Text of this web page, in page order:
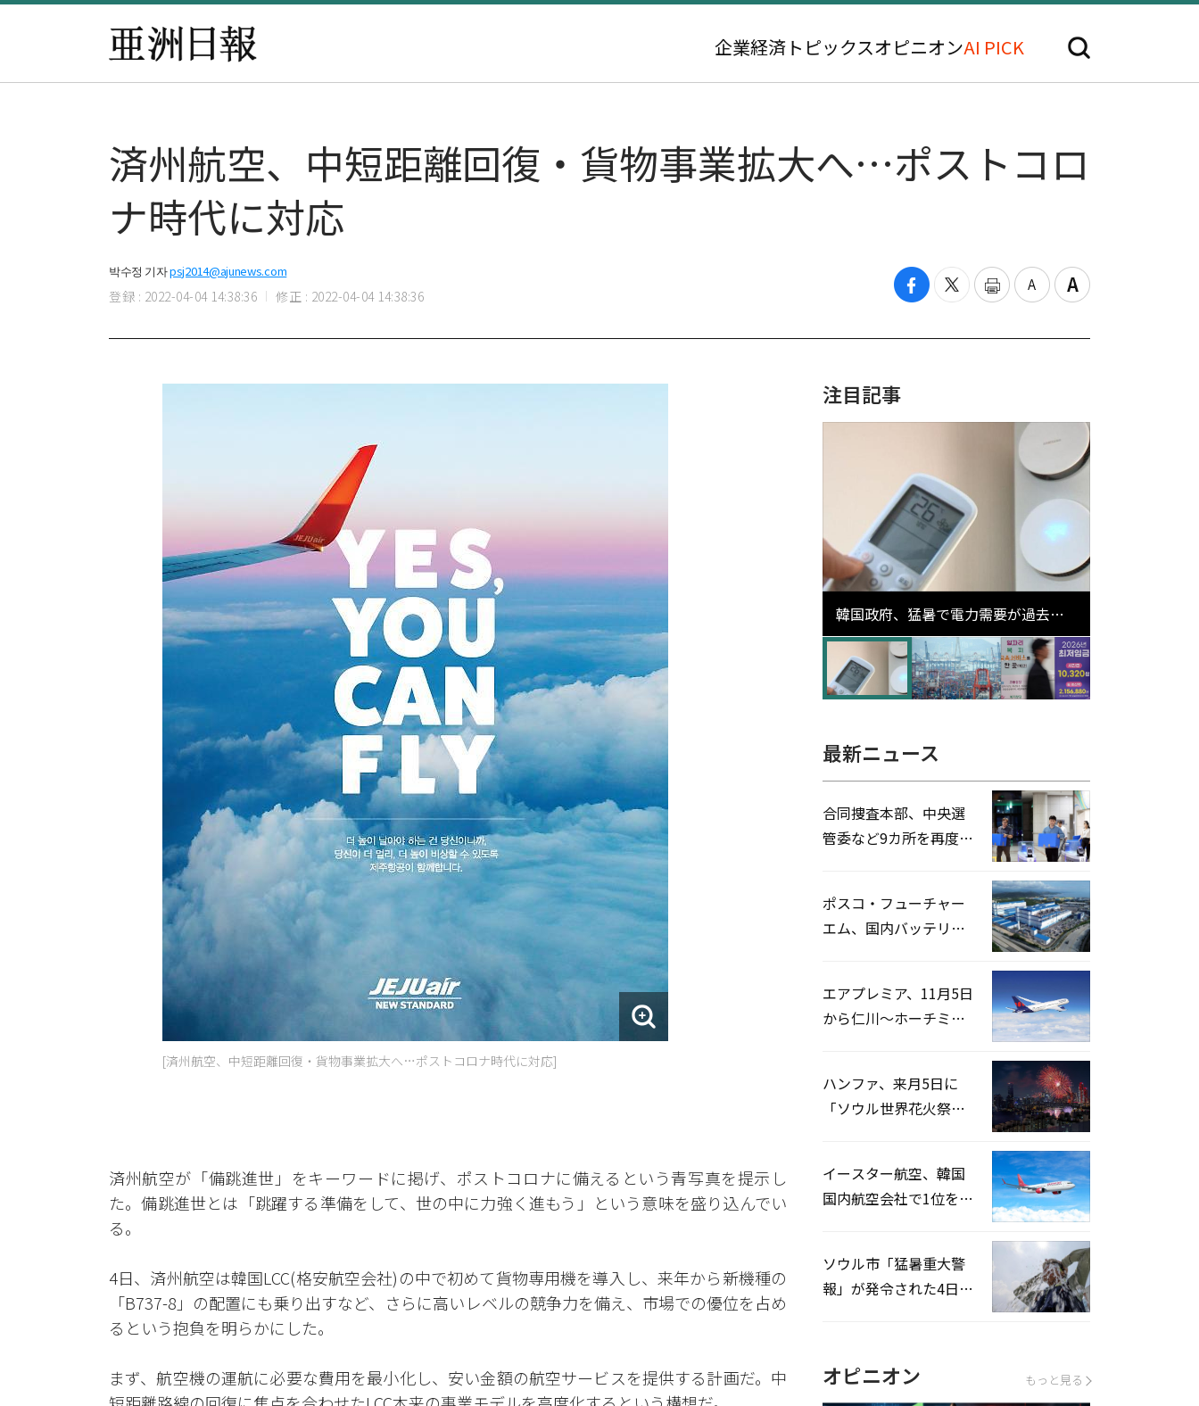
企業経済 トピックスオピニオンAI PICK
済州航空、中短距離回復・貨物事業拡大へ…ポストコロ
ナ時代に対応
박수정 기자psj2014@ajunews.com
登録 : 2022-04-04 14:38:36 修正 : 2022-04-04 14:38:36
[済州航空、中短距離回復・貨物事業拡大へ…ポストコロナ時代に対応]
済州航空が「備跳進世」をキーワードに掲げ、ポストコロナに備えるという青写真を提示し
た。備跳進世とは「跳躍する準備をして、世の中に力強く進もう」という意味を盛り込んでい
る。
4日、済州航空は韓国LCC(格安航空会社)の中で初めて貨物専用機を導入し、来年から新機種の
「B737-8」の配置にも乗り出すなど、さらに高いレベルの競争力を備え、市場での優位を占め
るという抱負を明らかにした。
まず、航空機の運航に必要な費用を最小化し、安い金額の航空サービスを提供する計画だ。中
注目記事
韓国政府、猛暑で電力需要が過去最
高更新の可能性に需給対応体制を点
検
最新ニュース
合同捜査本部、中央選
管委など9カ所を再度家
ポスコ・フューチャー
エム、国内バッテリー
エアプレミア、11月5日
から仁川〜ホーチミン
ハンファ、来月5日に
「ソウル世界花火祭り
イースター航空、韓国
国内航空会社で1位を記
ソウル市「猛暑重大警
報」が発令された4日、
オピニオン もっと見る